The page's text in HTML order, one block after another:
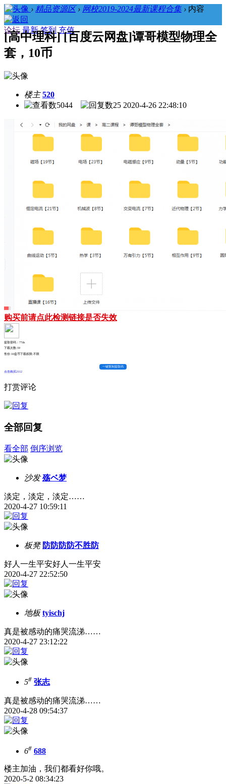
› 精品资源区 › 网校2019-2024最新课程合集 › 内容
论坛 最新 签到 充值
[高中理科] [百度云网盘]谭哥模型物理全
套，10币
楼主 520
5044
25 2020-4-26 22:48:10
购买前请点此检测链接是否失效
提取密码：77ds
下载次数:59
售价:10盘币下载权限:不限
一键复制提取码
点击购买2112
打赏评论
全部回复
看全部 倒序浏览
沙发 殇ベ梦
淡定，淡定，淡定……
2020-4-27 10:59:11
板凳 防防防防不胜防
好人一生平安好人一生平安
2020-4-27 22:52:50
地板 tyischj
真是被感动的痛哭流涕……
2020-4-27 23:12:22
5# 张志
真是被感动的痛哭流涕……
2020-4-28 09:54:37
6# 688
楼主加油，我们都看好你哦。
2020-5-2 08:34:23